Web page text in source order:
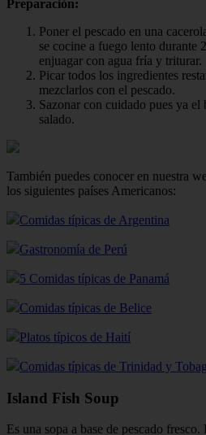
Preparación:
Poner el pescado en una
se cocine a fuego lento durante
enjuagar con agua fría y triturar.
Picar todos los ingredientes
mezclarlos con el pescado.
Sazonar con cuidado pues ya el
salado.
También puedes conocer en nuestra
los siguientes países Americanos:
Comidas típicas de Argentina
Gastronomía de Perú
5 Comidas típicas de Panamá
Comidas típicas de Belice
Platos típicos de Haití
Comidas típicas de Trinidad y
Island Fish Soup
Es una sopa a base de pescado